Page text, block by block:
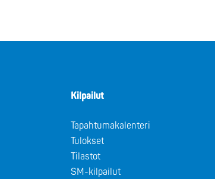
Kilpailut
Tapahtumakalenteri
Tulokset
Tilastot
SM-kilpailut